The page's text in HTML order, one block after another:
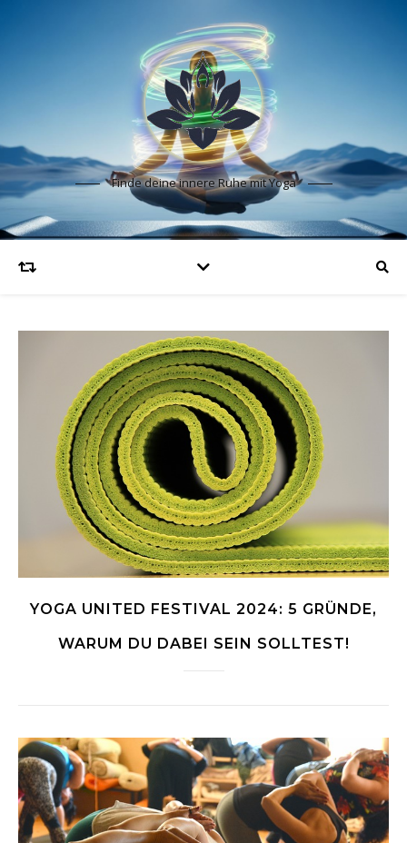
Finde deine innere Ruhe mit Yoga
YOGA UNITED FESTIVAL 2024: 5 GRÜNDE,
WARUM DU DABEI SEIN SOLLTEST!